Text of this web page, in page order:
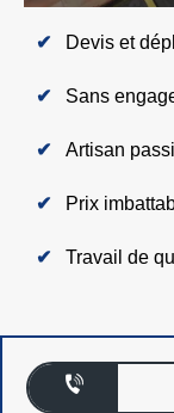
Devis et
Sans
Artisan
Prix
Travail de